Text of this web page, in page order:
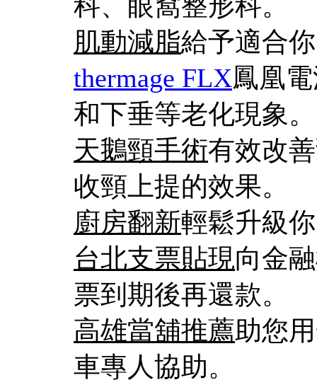
肌動減脂給予適合
thermage FLX鳳凰
和下垂等老化現象。
天鵝頸手術有效改
收頸上提的效果。
廚房翻新輕鬆升級
台北支票貼現向金
票到期後再還款。
高雄當舖推薦助您
車專人協助。